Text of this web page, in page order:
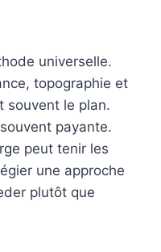
universelle.
topographie et
souvent le plan.
payante.
peut tenir les
une approche
plutôt que